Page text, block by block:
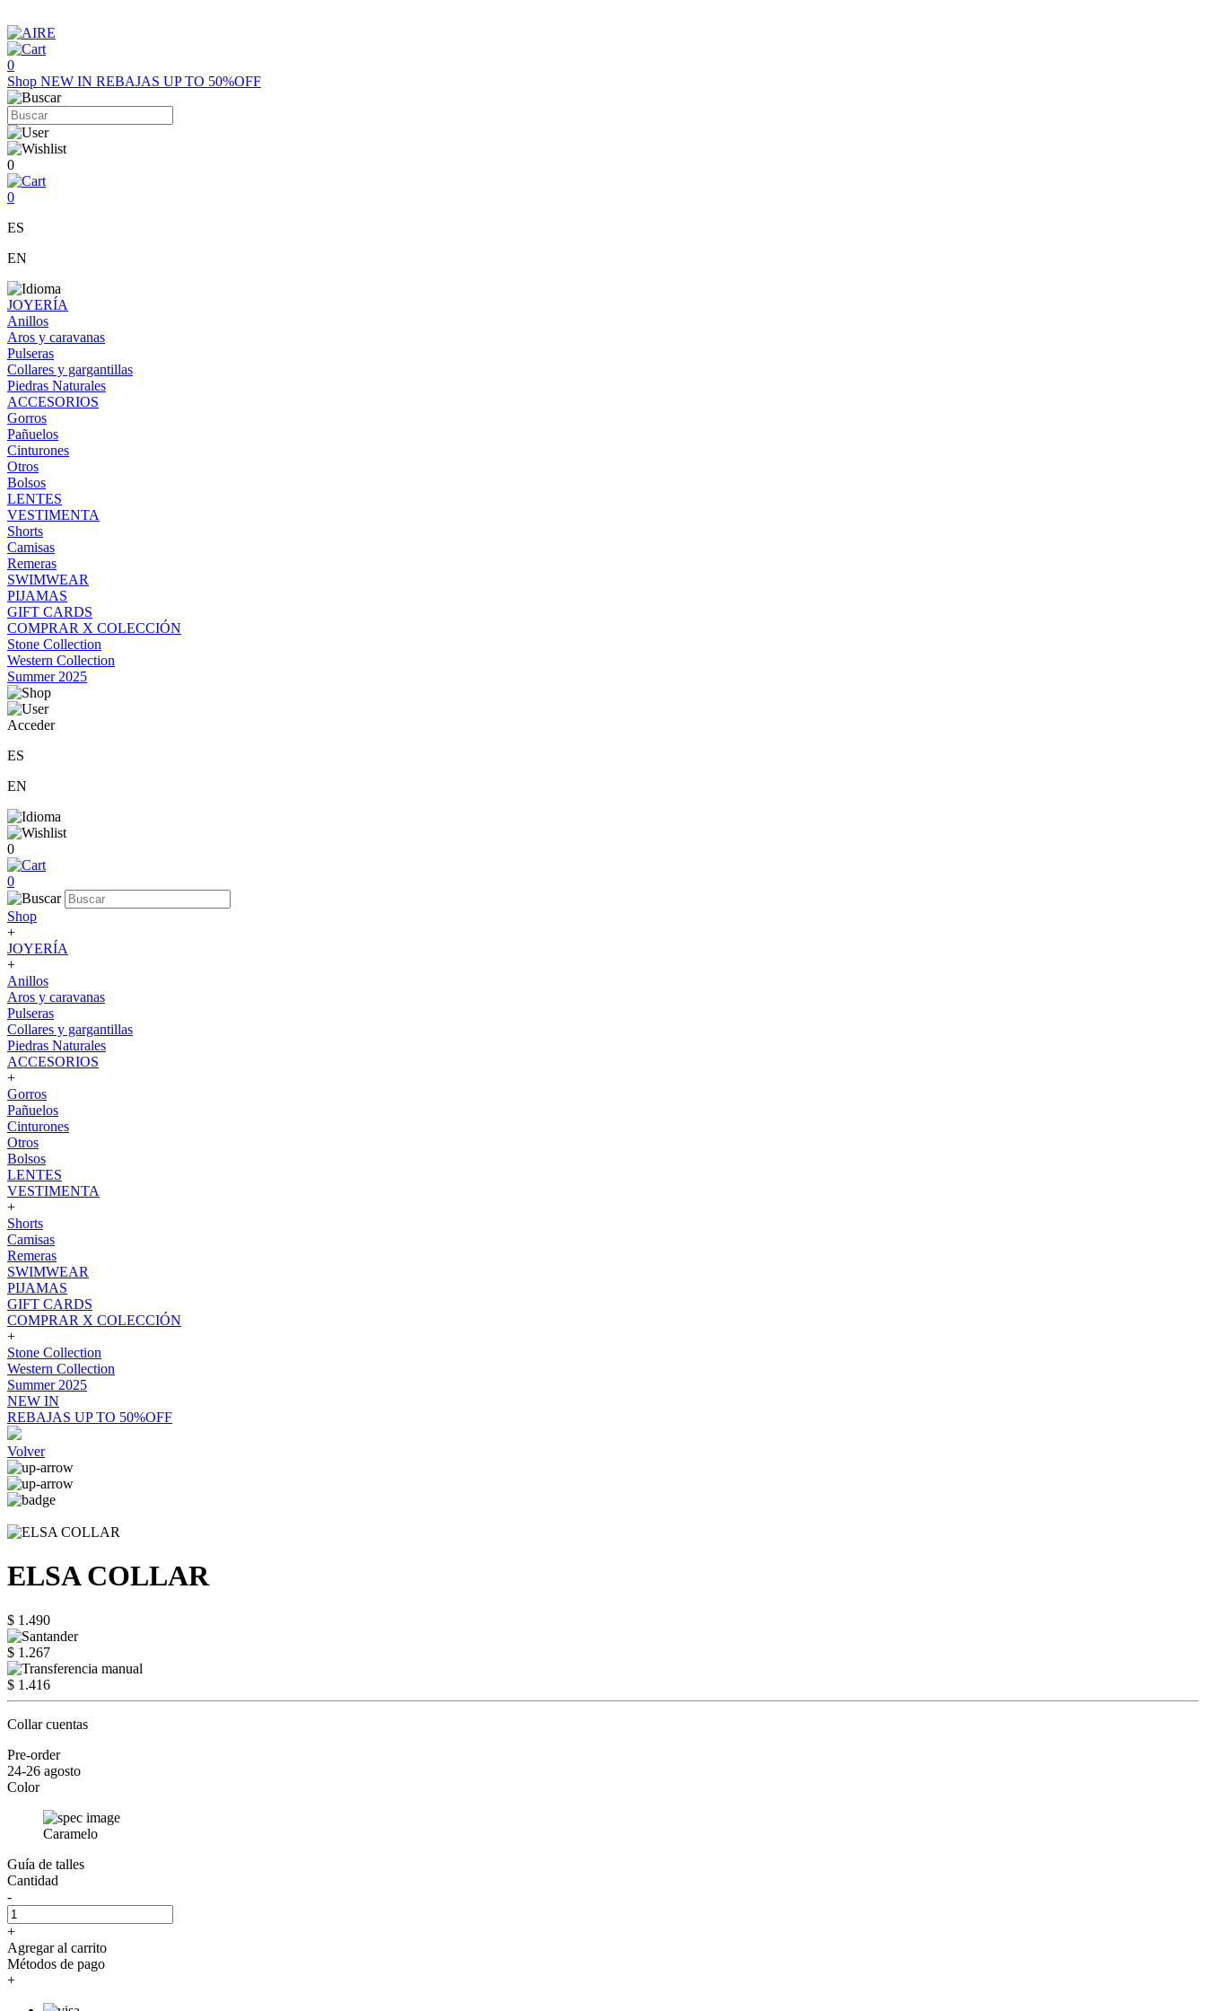
0
Shop NEW IN REBAJAS UP TO 50%OFF
0
0
ES
EN
JOYERÍA
Anillos
Aros y caravanas
Pulseras
Collares y gargantillas
Piedras Naturales
ACCESORIOS
Gorros
Pañuelos
Cinturones
Otros
Bolsos
LENTES
VESTIMENTA
Shorts
Camisas
Remeras
SWIMWEAR
PIJAMAS
GIFT CARDS
COMPRAR X COLECCIÓN
Stone Collection
Western Collection
Summer 2025
Acceder
ES
EN
0
0
Shop
+
JOYERÍA
+
Anillos
Aros y caravanas
Pulseras
Collares y gargantillas
Piedras Naturales
ACCESORIOS
+
Gorros
Pañuelos
Cinturones
Otros
Bolsos
LENTES
VESTIMENTA
+
Shorts
Camisas
Remeras
SWIMWEAR
PIJAMAS
GIFT CARDS
COMPRAR X COLECCIÓN
+
Stone Collection
Western Collection
Summer 2025
NEW IN
REBAJAS UP TO 50%OFF
Volver
ELSA COLLAR
$ 1.490
$ 1.267
$ 1.416
Collar cuentas
Pre-order
24-26 agosto
Color
Caramelo
Guía de talles
Cantidad
-
+
Agregar al carrito
Métodos de pago
+